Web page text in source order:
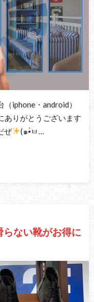
iphone・android）
ぜ
(๑•̀ㅂ…
らない靴がお得に